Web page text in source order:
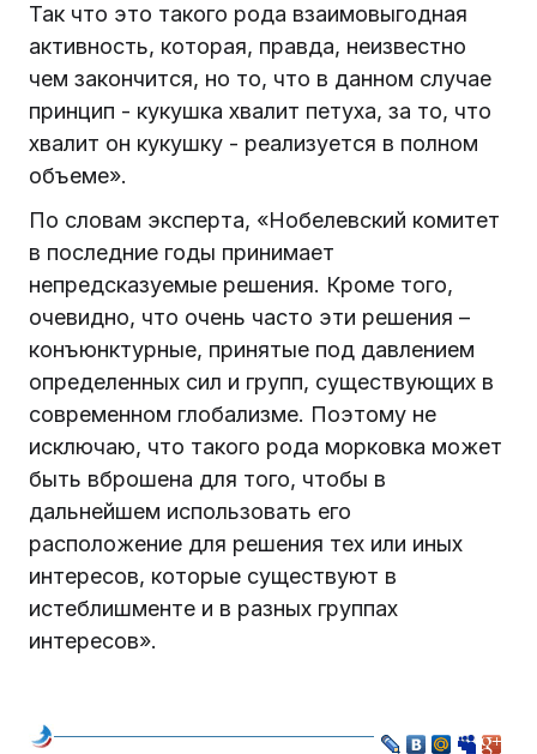
Так что это такого рода взаимовыгодная
активность, которая, правда, неизвестно
чем закончится, но то, что в данном случае
принцип - кукушка хвалит петуха, за то, что
хвалит он кукушку - реализуется в полном
объеме».
По словам эксперта, «Нобелевский комитет
в последние годы принимает
непредсказуемые решения. Кроме того,
очевидно, что очень часто эти решения –
конъюнктурные, принятые под давлением
определенных сил и групп, существующих в
современном глобализме. Поэтому не
исключаю, что такого рода морковка может
быть вброшена для того, чтобы в
дальнейшем использовать его
расположение для решения тех или иных
интересов, которые существуют в
истеблишменте и в разных группах
интересов».